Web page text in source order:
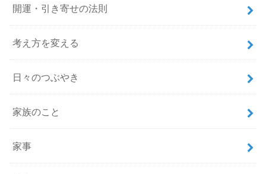
開運・引き寄せの法則
考え方を変える
日々のつぶやき
家族のこと
家事